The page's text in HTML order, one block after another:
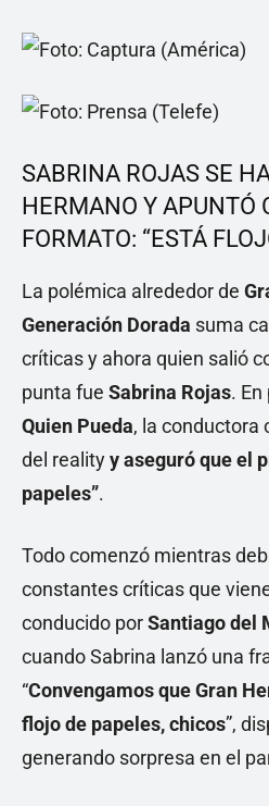
SABRINA ROJAS SE
HERMANO Y APUNTÓ
FORMATO: “ESTÁ
La polémica alrededor de
Generación Dorada suma
críticas y ahora quien salió
punta fue Sabrina Rojas.
Quien Pueda, la conductora
del realityy aseguró que el
papeles”.
Todo comenzó mientras
constantes críticas que
conducido porSantiago del
cuando Sabrina lanzó una
“Convengamos que Gran
flojo de papeles, chicos”,
generando sorpresa en el